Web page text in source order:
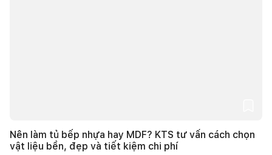
Nên làm tủ bếp nhựa hay MDF? KTS tư vấn cách chọn
vật liệu bền, đẹp và tiết kiệm chi phí